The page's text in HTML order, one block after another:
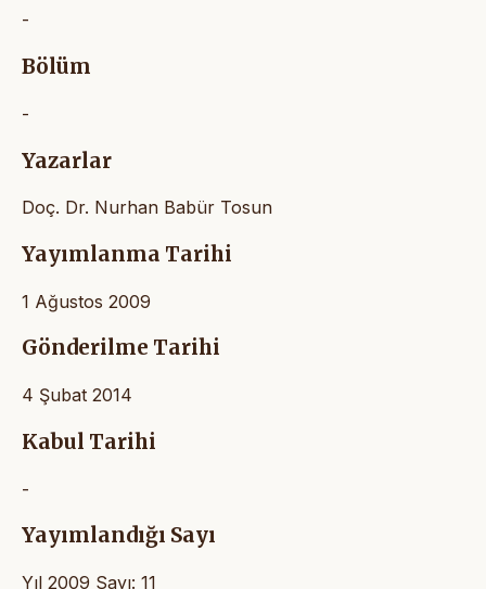
-
Bölüm
-
Yazarlar
Doç. Dr. Nurhan Babür Tosun
Yayımlanma Tarihi
1 Ağustos 2009
Gönderilme Tarihi
4 Şubat 2014
Kabul Tarihi
-
Yayımlandığı Sayı
Yıl 2009 Sayı: 11